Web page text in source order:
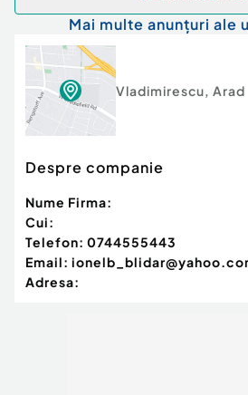
Mai multe anunțuri ale
Vladimirescu, Arad
Despre companie
Nume Firma:
Cui:
Telefon: 0744555443
Email:
Adresa: